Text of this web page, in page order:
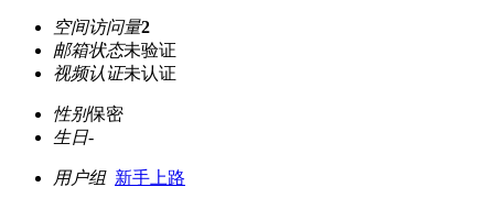
空间访问量2
邮箱状态未验证
视频认证未认证
性别保密
生日-
用户组 新手上路